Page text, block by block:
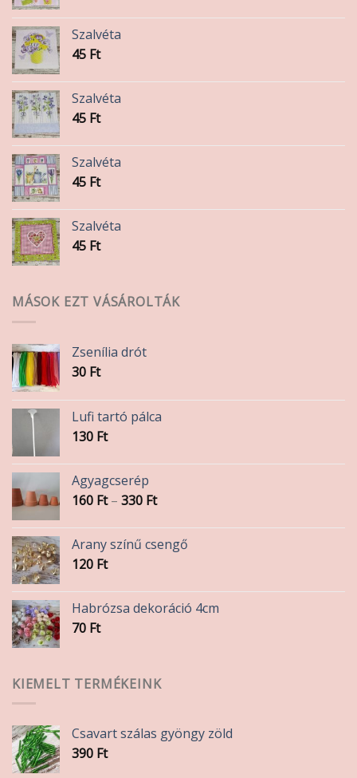
Szalvéta
45 Ft
Szalvéta
45 Ft
Szalvéta
45 Ft
Szalvéta
45 Ft
MÁSOK EZT VÁSÁROLTÁK
Zsenília drót
30 Ft
Lufi tartó pálca
130 Ft
Agyagcserép
160 Ft – 330 FtÁrtartomány:
-
330 Ft
Arany színű csengő
120 Ft
Habrózsa dekoráció 4cm
70 Ft
KIEMELT TERMÉKEINK
Csavart szálas gyöngy zöld
390 Ft